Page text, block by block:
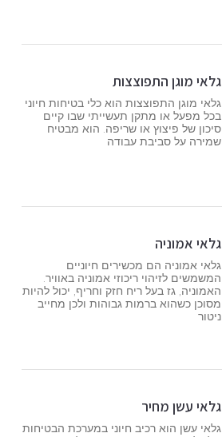
גלאי מוגן התפוצצות
גלאי מוגן התפוצצות הוא כלי בטיחות חיוני
בכל מפעל או מתקן תעשייתי שבו קיים
סיכון של פיצוץ או שריפה. הוא מבטיח
שמירה על סביבת עבודה
גלאי אמוניה
גלאי אמוניה הם מכשירים חיוניים
המשמשים לזיהוי ריכוזי אמוניה באוויר.
האמוניה, גז בעל ריח חזק וחריף, יכול להיות
מסוכן כשהוא ברמות גבוהות ולכן מחייב
ניטור
גלאי עשן מחיר
גלאי עשן הוא רכיב חיוני במערכת הבטיחות